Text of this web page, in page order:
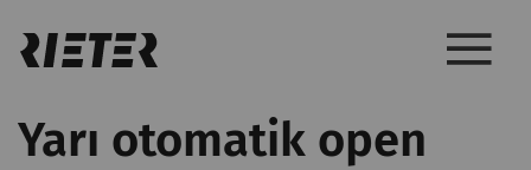
Yarı otomatik open